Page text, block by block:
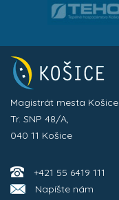
Magistrát mesta Košice
Tr. SNP 48/A,
040 11 Košice
+421 55 6419 111
Napíšte nám